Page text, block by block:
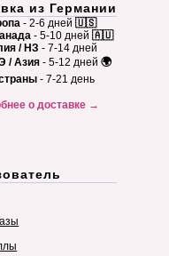
из Германии
- 2-6 дней 🇺🇸
- 5-10 дней 🇦🇺
/ НЗ - 7-14 дней
/ Азия - 5-12 дней 🌍
- 7-21 день
о доставке →